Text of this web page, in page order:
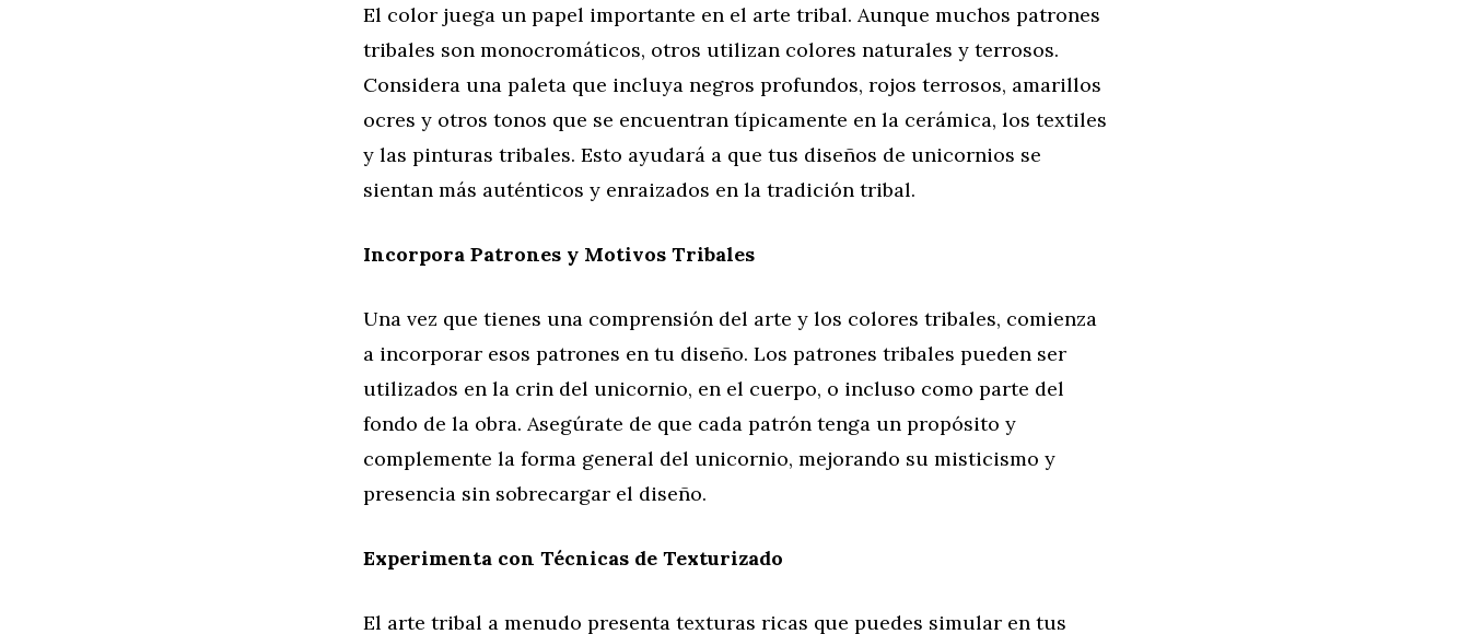
El color juega un papel importante en el arte tribal. Aunque muchos patrones
tribales son monocromáticos, otros utilizan colores naturales y terrosos.
Considera una paleta que incluya negros profundos, rojos terrosos, amarillos
ocres y otros tonos que se encuentran típicamente en la cerámica, los textiles
y las pinturas tribales. Esto ayudará a que tus diseños de unicornios se
sientan más auténticos y enraizados en la tradición tribal.
Incorpora Patrones y Motivos Tribales
Una vez que tienes una comprensión del arte y los colores tribales, comienza
a incorporar esos patrones en tu diseño. Los patrones tribales pueden ser
utilizados en la crin del unicornio, en el cuerpo, o incluso como parte del
fondo de la obra. Asegúrate de que cada patrón tenga un propósito y
complemente la forma general del unicornio, mejorando su misticismo y
presencia sin sobrecargar el diseño.
Experimenta con Técnicas de Texturizado
El arte tribal a menudo presenta texturas ricas que puedes simular en tus